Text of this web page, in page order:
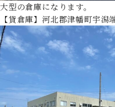
大型の倉庫になります。
【貸倉庫】河北郡津幡町宇潟